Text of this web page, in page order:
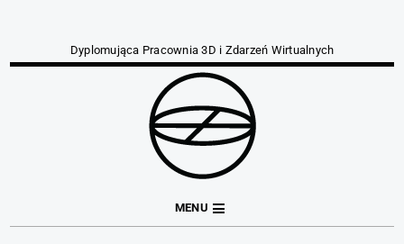
Dyplomująca Pracownia 3D i Zdarzeń Wirtualnych
MENU